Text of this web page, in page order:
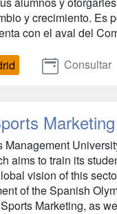
y crecimiento. Es
con el aval del
Consultar
Marketing
Management
aims to train its
vision of this
of the Spanish
Marketing, as